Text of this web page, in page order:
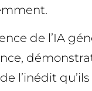
de l’IA
l’inédit